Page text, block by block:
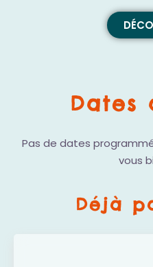
Dates
Pas de dates
vous
Déjà